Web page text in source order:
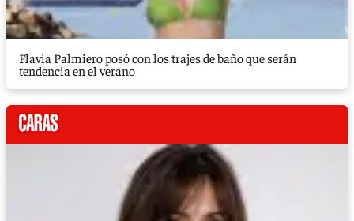
Flavia Palmiero posó con los trajes de baño que serán
tendencia en el verano